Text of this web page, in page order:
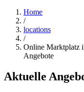
Home
/
locations
/
Online Marktplatz
Angebote
Aktuelle